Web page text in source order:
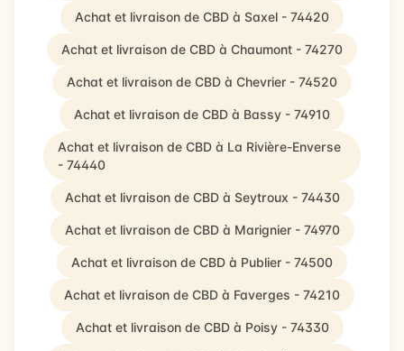
Achat et livraison de CBD à Saxel - 74420
Achat et livraison de CBD à Chaumont - 74270
Achat et livraison de CBD à Chevrier - 74520
Achat et livraison de CBD à Bassy - 74910
Achat et livraison de CBD à La Rivière-Enverse
- 74440
Achat et livraison de CBD à Seytroux - 74430
Achat et livraison de CBD à Marignier - 74970
Achat et livraison de CBD à Publier - 74500
Achat et livraison de CBD à Faverges - 74210
Achat et livraison de CBD à Poisy - 74330